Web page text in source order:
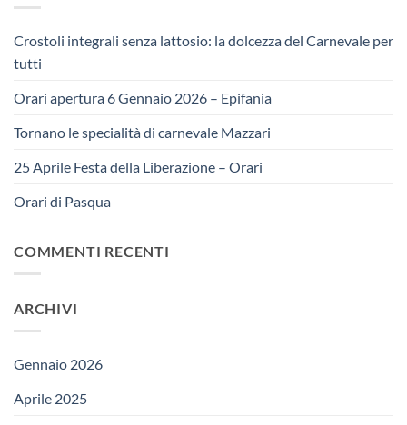
Crostoli integrali senza lattosio: la dolcezza del Carnevale per
tutti
Orari apertura 6 Gennaio 2026 – Epifania
Tornano le specialità di carnevale Mazzari
25 Aprile Festa della Liberazione – Orari
Orari di Pasqua
COMMENTI RECENTI
ARCHIVI
Gennaio 2026
Aprile 2025